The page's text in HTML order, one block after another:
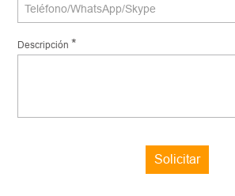
Descripción *
Solicitar